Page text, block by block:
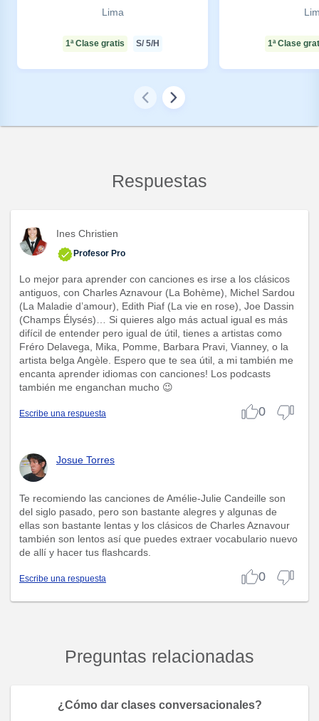
Lima
1ª Clase gratis S/ 5/H 1ª Clase
Respuestas
Ines Christien
Profesor Pro
Lo mejor para aprender con canciones es irse a los clásicos
antiguos, con Charles Aznavour (La Bohème), Michel Sardou
(La Maladie d’amour), Edith Piaf (La vie en rose), Joe Dassin
(Champs Élysés)… Si quieres algo más actual igual es más
difícil de entender pero igual de útil, tienes a artistas como
Fréro Delavega, Mika, Pomme, Barbara Pravi, Vianney, o la
artista belga Angèle. Espero que te sea útil, a mi también me
encanta aprender idiomas con canciones! Los podcasts
también me enganchan mucho 😉
Escribe una respuesta 0
Josue Torres
Te recomiendo las canciones de Amélie-Julie Candeille son
del siglo pasado, pero son bastante alegres y algunas de
ellas son bastante lentas y los clásicos de Charles Aznavour
también son lentos así que puedes extraer vocabulario nuevo
de allí y hacer tus flashcards.
Escribe una respuesta 0
Preguntas relacionadas
¿Cómo dar clases conversacionales?